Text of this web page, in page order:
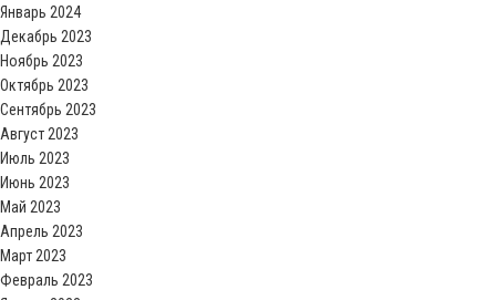
Январь 2024
Декабрь 2023
Ноябрь 2023
Октябрь 2023
Сентябрь 2023
Август 2023
Июль 2023
Июнь 2023
Май 2023
Апрель 2023
Март 2023
Февраль 2023